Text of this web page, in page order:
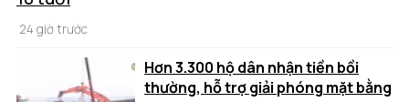
24 giờ trước
Hơn 3.300 hộ dân nhận tiền bồi
thường, hỗ trợ giải phóng mặt bằng